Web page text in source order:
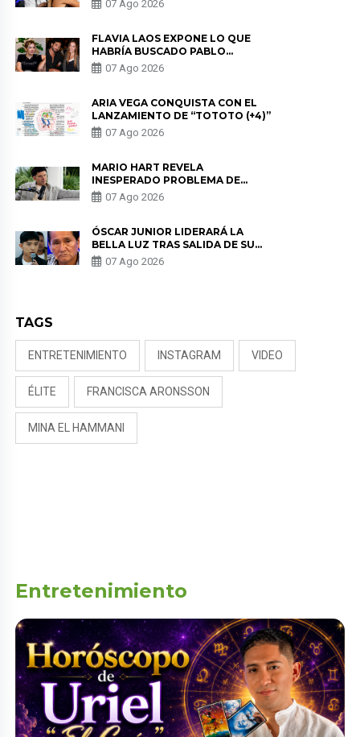
DE PÓDCAST
07 Ago 2026
FLAVIA LAOS EXPONE LO QUE
HABRÍA BUSCADO PABLO
HEREDIA CON ALE FULLER: “UNA
DE LAS PARTES QUERÍA EL
07 Ago 2026
ARIA VEGA CONQUISTA CON EL
LANZAMIENTO DE “TOTOTO (+4)”
07 Ago 2026
MARIO HART REVELA
INESPERADO PROBLEMA DE
SALUD ANTES DE SEPARARSE DE
KORINA: “ME ENCONTRARON UN
07 Ago 2026
ÓSCAR JUNIOR LIDERARÁ LA
BELLA LUZ TRAS SALIDA DE SU
PADRE POR POLÉMICA CON
NALDY SALDAÑA
07 Ago 2026
TAGS
ENTRETENIMIENTO INSTAGRAM VIDEO
ÉLITE FRANCISCA ARONSSON
MINA EL HAMMANI
Entretenimiento